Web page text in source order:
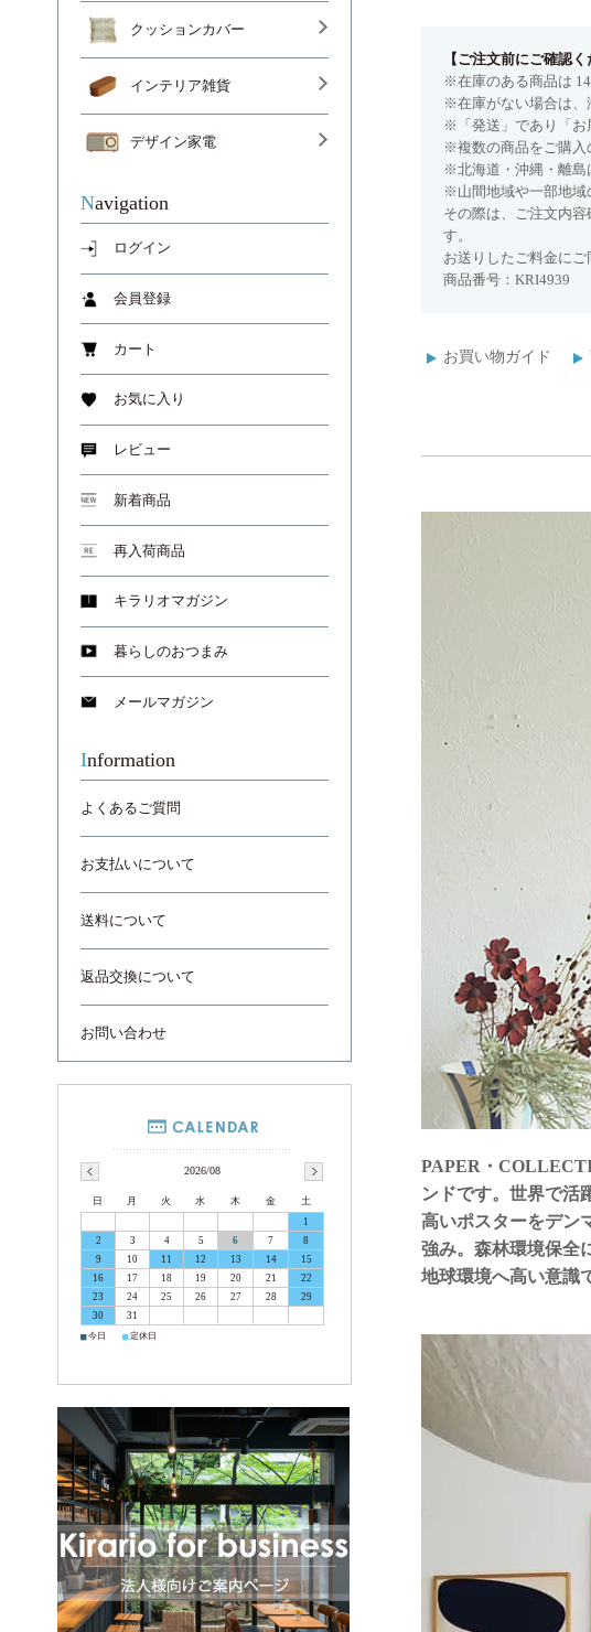
【ご注文前にご確認く
※在庫のある商品は
※在庫がない場合は、
※「発送」であり「お
※複数の商品をご購入
※北海道・沖縄・離島
※山間地域や一部地域
その際は、ご注文内
す。
お送りしたご料金に
商品番号：KRI4939
お買い物ガイド
PAPER・
ンドです。世界で活
高いポスターをデン
強み。森林環境保全
地球環境へ高い意識
クッションカバー
インテリア雑貨
デザイン家電
Navigation
ログイン
会員登録
カート
お気に入り
レビュー
新着商品
再入荷商品
キラリオマガジン
暮らしのおつまみ
メールマガジン
Information
よくあるご質問
お支払いについて
送料について
返品交換について
お問い合わせ
2026/08
日 月 火 水 木 金
土
1
2
3 4 5 6 7
8
9
10 11 12 13 14
15
16
17 18 19 20 21
22
23
24 25 26 27 28
29
30
31
■ 今日 ■ 定休日